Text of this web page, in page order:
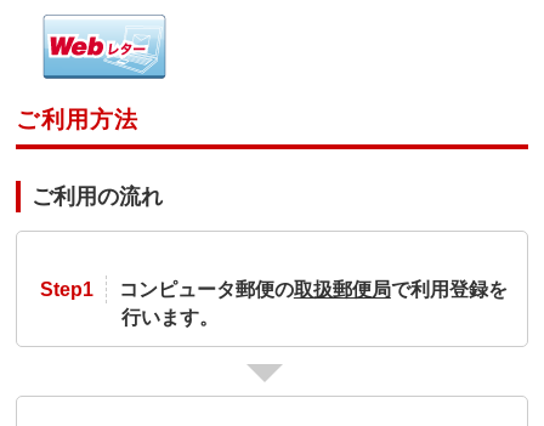
ご利用方法
ご利用の流れ
Step1 コンピュータ郵便の取扱郵便局で利用登録を
行います。